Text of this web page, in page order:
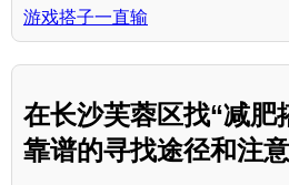
游戏搭子一直输
在长沙芙蓉区找“减肥
靠谱的寻找途径和注